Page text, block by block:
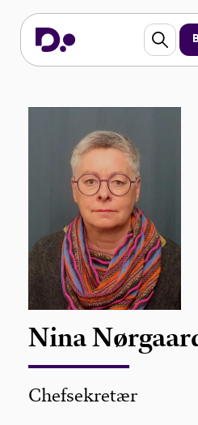
Nina
Chefsekretær